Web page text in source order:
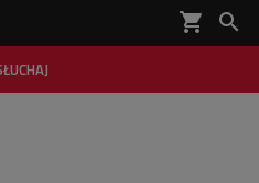
shopping_cart 
